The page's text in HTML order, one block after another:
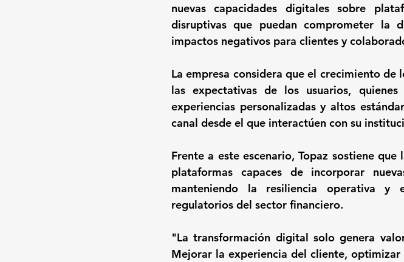
nuevas capacidades digitales sobre
disruptivas que puedan comprometer la
impactos negativos para clientes y
La empresa considera que el crecimiento
las expectativas de los usuarios,
experiencias personalizadas y altos
canal desde el que interactúen con su
Frente a este escenario, Topaz sostiene
plataformas capaces de incorporar
manteniendo la resiliencia operativa y
regulatorios del sector financiero.
"La transformación digital solo genera
Mejorar la experiencia del cliente,